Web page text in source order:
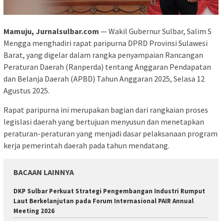
Mamuju, Jurnalsulbar.com — Wakil Gubernur Sulbar, Salim S
Mengga menghadiri rapat paripurna DPRD Provinsi Sulawesi
Barat, yang digelar dalam rangka penyampaian Rancangan
Peraturan Daerah (Ranperda) tentang Anggaran Pendapatan
dan Belanja Daerah (APBD) Tahun Anggaran 2025, Selasa 12
Agustus 2025.
Rapat paripurna ini merupakan bagian dari rangkaian proses
legislasi daerah yang bertujuan menyusun dan menetapkan
peraturan-peraturan yang menjadi dasar pelaksanaan program
kerja pemerintah daerah pada tahun mendatang.
BACAAN LAINNYA
DKP Sulbar Perkuat Strategi Pengembangan Industri Rumput
Laut Berkelanjutan pada Forum Internasional PAIR Annual
Meeting 2026